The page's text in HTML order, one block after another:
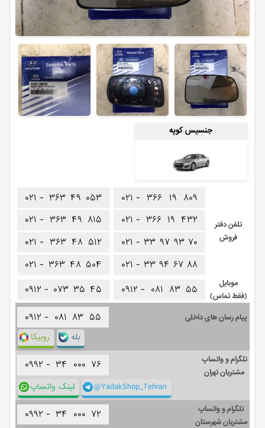
جنسیس کوپه
تلفن دفتر
فروش
۰۲۱ - ۳۶۶ ۱۹ ۸۰۹
۰۲۱ - ۳۶۶ ۱۹ ۴۳۲
۰۲۱ - ۳۳ ۹۷ ۹۳ ۷۰
۰۲۱ - ۳۳ ۹۴ ۶۷ ۸۸
۰۲۱ - ۳۶۳ ۴۹ ۰۵۳
۰۲۱ - ۳۶۳ ۴۹ ۸۱۵
۰۲۱ - ۳۶۳ ۴۸ ۵۱۲
۰۲۱ - ۳۶۳ ۴۸ ۵۰۴
موبایل
(فقط تماس)
۰۹۱۲ - ۰۸۱ ۸۳ ۵۵ ۰۹۱۲ - ۰۷۳ ۳۵ ۴۵
پیام رسان های داخلی ۰۹۱۲ - ۰۸۱ ۸۳ ۵۵
روبیکا بله
تلگرام و واتساپ
مشتریان تهران
۰۹۹۲ - ۳۴ ۰۰۰ ۷۶
لینک واتساپ @YadakShop_Tehran
تلگرام و واتساپ
مشتریان شهرستان
۰۹۹۲ - ۳۴ ۰۰۰ ۷۲